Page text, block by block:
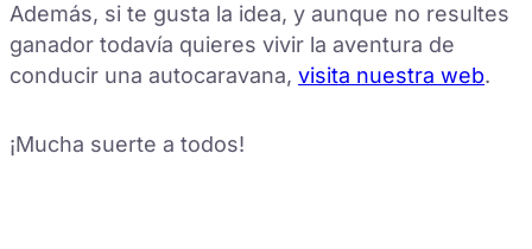
Además, si te gusta la idea, y aunque no resultes
ganador todavía quieres vivir la aventura de
conducir una autocaravana, visita nuestra web.
¡Mucha suerte a todos!